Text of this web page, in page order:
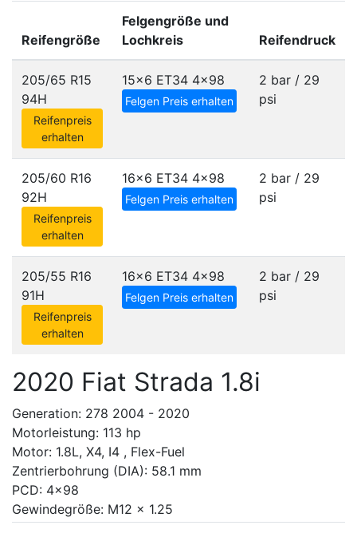
Reifengröße
Felgengröße und
Lochkreis
Reifendruck
205/65 R15
94H
Reifenpreis
erhalten
15x6 ET34 4x98
Felgen Preis erhalten
2 bar / 29
psi
205/60 R16
92H
Reifenpreis
erhalten
16x6 ET34 4x98
Felgen Preis erhalten
2 bar / 29
psi
205/55 R16
91H
Reifenpreis
erhalten
16x6 ET34 4x98
Felgen Preis erhalten
2 bar / 29
psi
2020 Fiat Strada 1.8i
Generation: 278 2004 - 2020
Motorleistung: 113 hp
Motor: 1.8L, X4, I4 , Flex-Fuel
Zentrierbohrung (DIA): 58.1 mm
PCD: 4x98
Gewindegröße: M12 x 1.25